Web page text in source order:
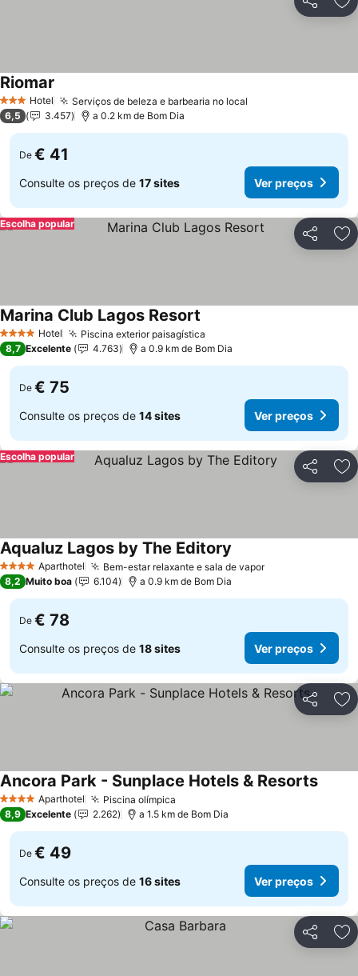
Partilhar
3 EstrelasHotel Serviços de beleza e barbearia no local
Riomar
6,5 3.457 a 0.2 km de Bom Dia
De € 41
Consulte os preços de 17 sites Ver preços
Partilhar
Escolha popular
4 EstrelasHotel Piscina exterior paisagística
Marina Club Lagos Resort
8,7 Excelente 4.763 a 0.9 km de Bom Dia
De € 75
Consulte os preços de 14 sites Ver preços
Partilhar
Escolha popular
4 EstrelasAparthotel Bem-estar relaxante e sala de vapor
Aqualuz Lagos by The Editory
8,2 Muito boa 6.104 a 0.9 km de Bom Dia
De € 78
Consulte os preços de 18 sites Ver preços
Partilhar
4 EstrelasAparthotel Piscina olímpica
Ancora Park - Sunplace Hotels & Resorts
8,9 Excelente 2.262 a 1.5 km de Bom Dia
De € 49
Consulte os preços de 16 sites Ver preços
Partilhar